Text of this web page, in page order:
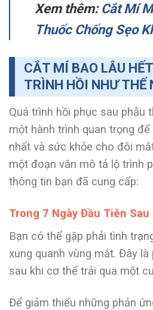
Xem thêm: Cắt Mí
Thuốc Chống Sẹo
CẮT MÍ BAO LÂU
TRÌNH HỒI NHƯ THẾ
Quá trình hồi phục sau phẫu
một hành trình quan trọng
nhất và sức khỏe cho đôi
một đoạn văn mô tả lộ trình
thông tin bạn đã cung cấp:
Trong 7 Ngày Đầu Tiên
Bạn có thể gặp phải tình
xung quanh vùng mắt. Đây là
sau khi cơ thể trải qua một
Để giảm thiểu những phản